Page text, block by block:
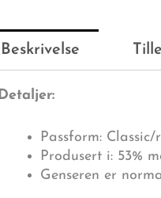
Beskrivelse
Detaljer:
Passform:
Produsert i: 53%
Genseren er